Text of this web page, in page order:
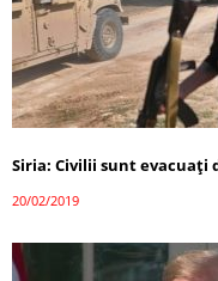
Siria: Civilii sunt evacuați
20/02/2019